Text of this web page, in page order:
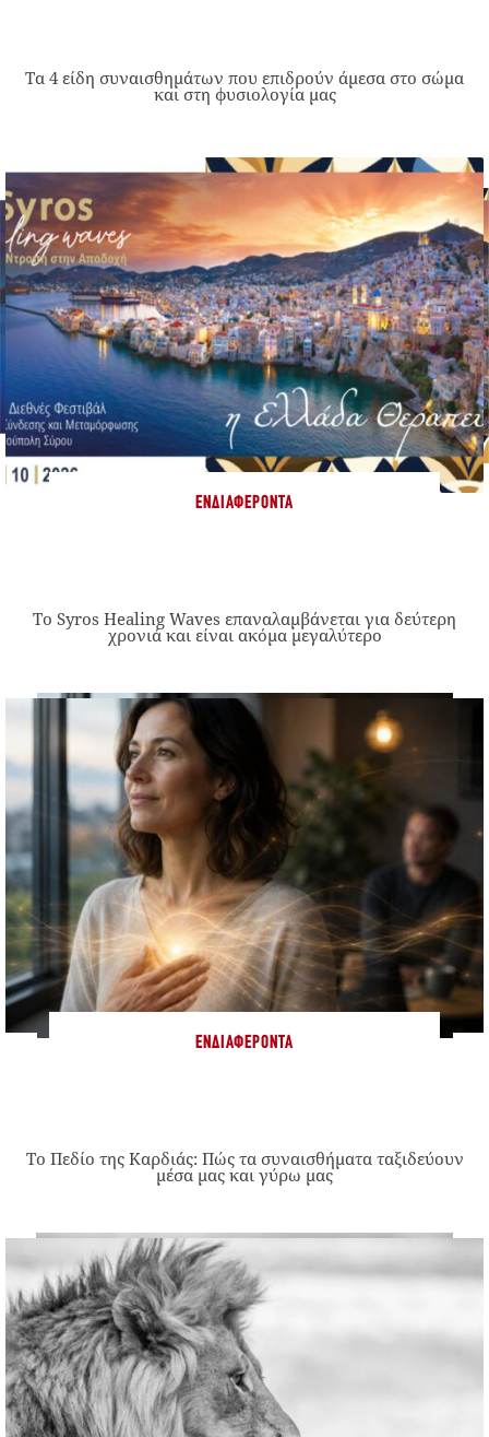
Τα 4 είδη συναισθημάτων που επιδρούν άμεσα στο σώμα
και στη φυσιολογία μας
ΕΝΔΙΑΦΈΡΟΝΤΑ
Το Syros Healing Waves επαναλαμβάνεται για δεύτερη
χρονιά και είναι ακόμα μεγαλύτερο
ΕΝΔΙΑΦΈΡΟΝΤΑ
Το Πεδίο της Καρδιάς: Πώς τα συναισθήματα ταξιδεύουν
μέσα μας και γύρω μας